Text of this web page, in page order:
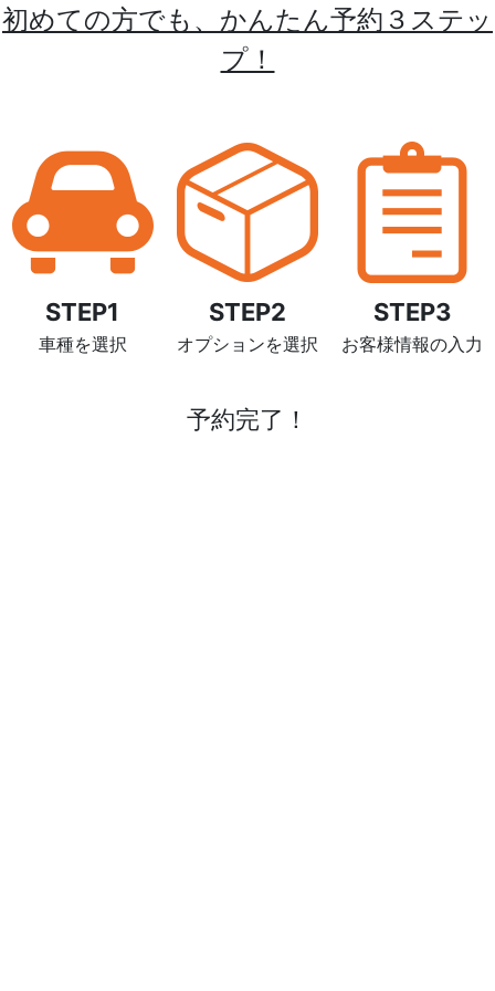
初めての方でも、かんたん予約３ステッ
プ！
STEP1 STEP2 STEP3
車種を選択 オプションを選択 お客様情報の入力
予約完了！